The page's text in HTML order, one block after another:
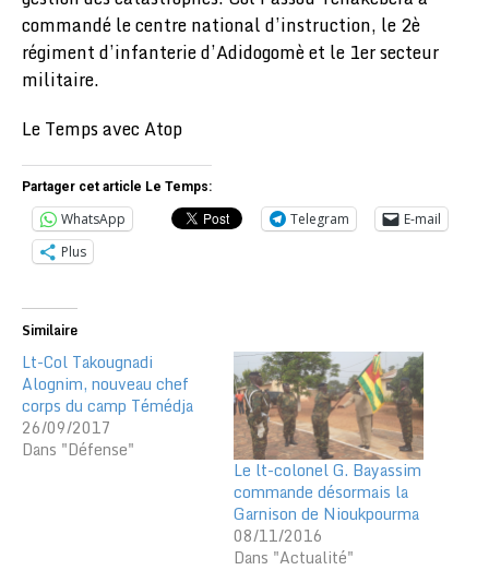
commandé le centre national d’instruction, le 2è
régiment d’infanterie d’Adidogomè et le 1er secteur
militaire.
Le Temps avec Atop
Partager cet article Le Temps:
WhatsApp Telegram
E-mail
Plus
Similaire
Lt-Col Takougnadi
Alognim, nouveau chef
corps du camp Témédja
26/09/2017
Dans "Défense"
Le lt-colonel G. Bayassim
commande désormais la
Garnison de Nioukpourma
08/11/2016
Dans "Actualité"